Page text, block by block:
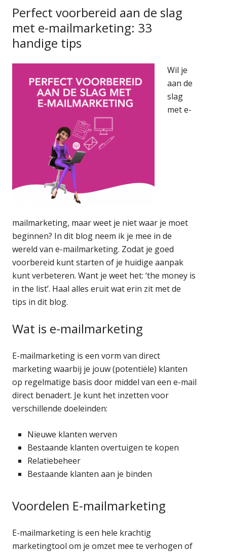
Perfect voorbereid aan de slag
met e-mailmarketing: 33
handige tips
Wil je
aan de
slag
met e-
mailmarketing, maar weet je niet waar je moet
beginnen? In dit blog neem ik je mee in de
wereld van e-mailmarketing. Zodat je goed
voorbereid kunt starten of je huidige aanpak
kunt verbeteren. Want je weet het: ‘the money is
in the list’. Haal alles eruit wat erin zit met de
tips in dit blog.
Wat is e-mailmarketing
E-mailmarketing is een vorm van direct
marketing waarbij je jouw (potentiële) klanten
op regelmatige basis door middel van een e-mail
direct benadert. Je kunt het inzetten voor
verschillende doeleinden:
Nieuwe klanten werven
Bestaande klanten overtuigen te kopen
Relatiebeheer
Bestaande klanten aan je binden
Voordelen E-mailmarketing
E-mailmarketing is een hele krachtig
marketingtool om je omzet mee te verhogen of